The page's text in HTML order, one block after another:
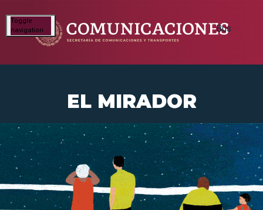
Toggle
navigation
EL MIRADOR